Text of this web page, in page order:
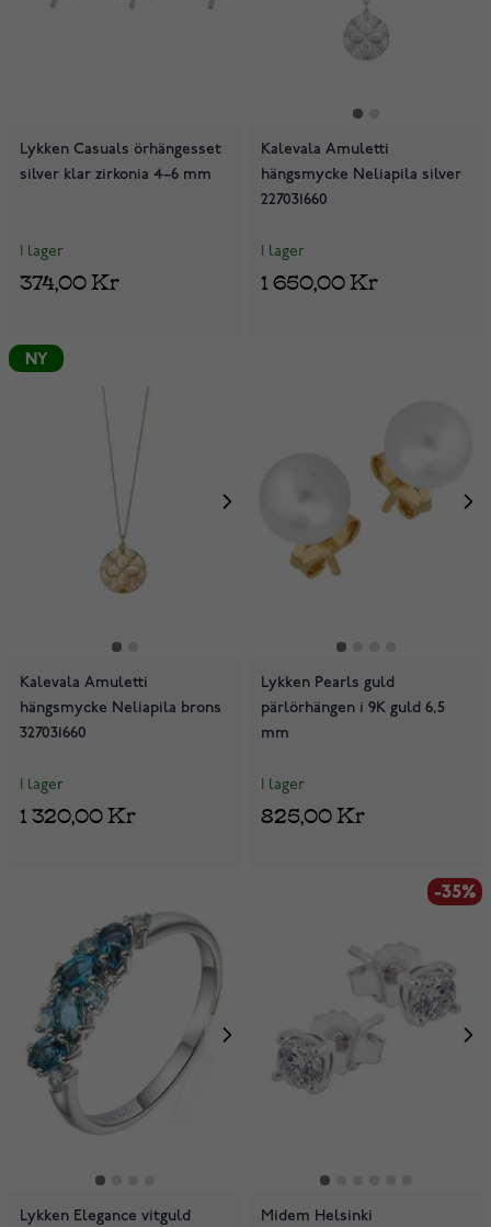
Lykken Casuals örhängesset
silver klar zirkonia 4–6 mm
I lager
374,00 Kr
Kalevala Amuletti
hängsmycke Neliapila silver
227031660
I lager
1 650,00 Kr
NY
Kalevala Amuletti
hängsmycke Neliapila brons
327031660
I lager
1 320,00 Kr
Lykken Pearls guld
pärlörhängen i 9K guld 6,5
mm
I lager
825,00 Kr
Lykken Elegance vitguld
-35%
Midem Helsinki